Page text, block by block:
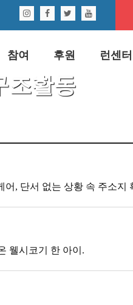
참여 후원 런센터
조활동
, 단서 없는 상황 속 주소지
웰시코기 한 아이.